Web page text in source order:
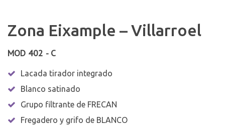
Zona Eixample – Villarroel
MOD 402 - C
Lacada tirador integrado
Blanco satinado
Grupo filtrante de FRECAN
Fregadero y grifo de BLANCO